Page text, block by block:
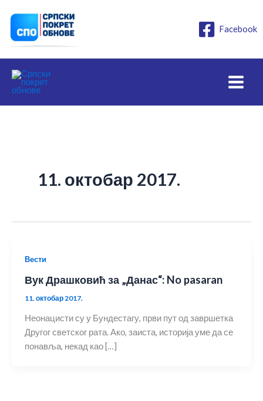
садржај
Facebook
11. октобар 2017.
Вести
Вук Драшковић за „Данас“: No pasaran
11. октобар 2017.
Неонацисти су у Бундестагу, први пут од завршетка
Другог светског рата. Ако, заиста, историја уме да се
понавља, некад као […]